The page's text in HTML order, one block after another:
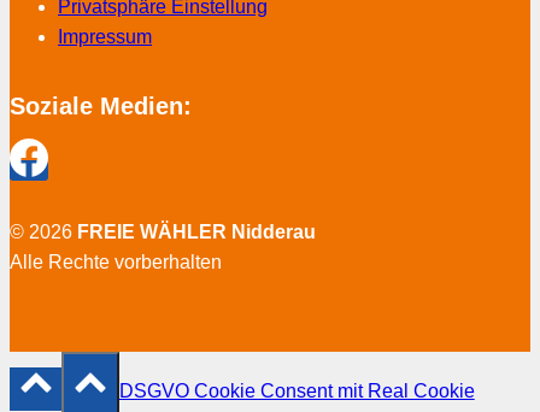
Privatsphäre Einstellung
Impressum
Soziale Medien:
© 2026 FREIE WÄHLER Nidderau
Alle Rechte vorberhalten
DSGVO Cookie Consent mit Real Cookie